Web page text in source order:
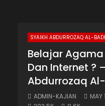
SYAIKH ABDURROZAQ AL-
Belajar
Dan Internet ?
Abdurrozaq
ADMIN-KAJIAN
MAY